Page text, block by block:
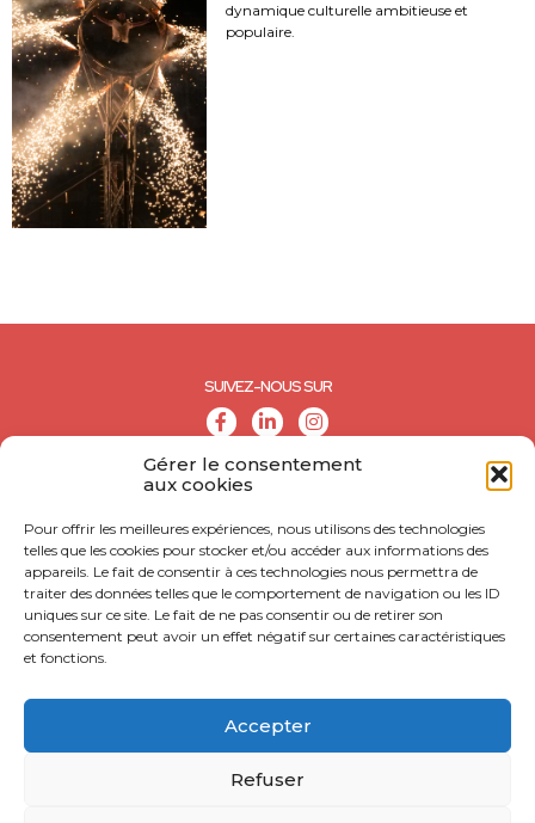
Gérer le consentement
aux cookies
Pour offrir les meilleures expériences, nous utilisons des technologies
telles que les cookies pour stocker et/ou accéder aux informations des
appareils. Le fait de consentir à ces technologies nous permettra de
traiter des données telles que le comportement de navigation ou les ID
uniques sur ce site. Le fait de ne pas consentir ou de retirer son
consentement peut avoir un effet négatif sur certaines caractéristiques
et fonctions.
Accepter
Refuser
dynamique culturelle ambitieuse et
populaire.
SUIVEZ-NOUS SUR
MENTIONS LÉGALES